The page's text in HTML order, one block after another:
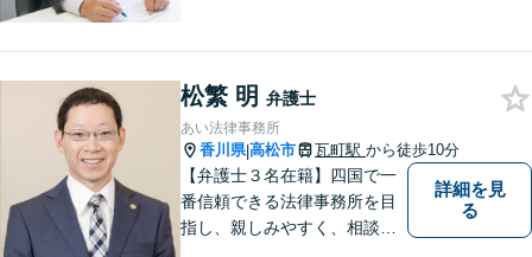
扱うほか、一般民事事件も取
り扱っております。
松繁 明 弁護士
あい法律事務所
香川県|高松市 瓦町駅 から徒歩10分
【弁護士３名在籍】四国で一
番信頼できる法律事務所を目
指し、親しみやすく、相談し
詳細を見
る